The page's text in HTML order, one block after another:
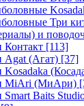
Три
и
Контакт [113]
Agat (Агат) [37]
MiAri (МиАри)
Baits